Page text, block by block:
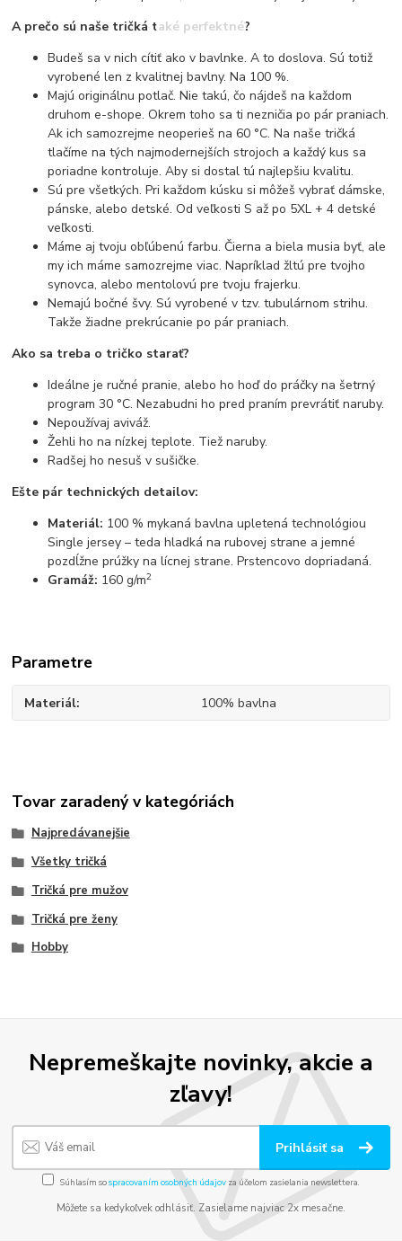
A prečo sú naše tričká také perfektné?
Budeš sa v nich cítiť ako v bavlnke. A to doslova. Sú totiž
vyrobené len z kvalitnej bavlny. Na 100 %.
Majú originálnu potlač. Nie takú, čo nájdeš na každom
druhom e-shope. Okrem toho sa ti nezničia po pár praniach.
Ak ich samozrejme neoperieš na 60 °C. Na naše tričká
tlačíme na tých najmodernejších strojoch a každý kus sa
poriadne kontroluje. Aby si dostal tú najlepšiu kvalitu.
Sú pre všetkých. Pri každom kúsku si môžeš vybrať dámske,
pánske, alebo detské. Od veľkosti S až po 5XL + 4 detské
veľkosti.
Máme aj tvoju obľúbenú farbu. Čierna a biela musia byť, ale
my ich máme samozrejme viac. Napríklad žltú pre tvojho
synovca, alebo mentolovú pre tvoju frajerku.
Nemajú bočné švy. Sú vyrobené v tzv. tubulárnom strihu.
Takže žiadne prekrúcanie po pár praniach.
Ako sa treba o tričko starať?
Ideálne je ručné pranie, alebo ho hoď do práčky na šetrný
program 30 °C. Nezabudni ho pred praním prevrátiť naruby.
Nepoužívaj aviváž.
Žehli ho na nízkej teplote. Tiež naruby.
Radšej ho nesuš v sušičke.
Ešte pár technických detailov:
Materiál: 100 % mykaná bavlna upletená technológiou
Single jersey – teda hladká na rubovej strane a jemné
pozdĺžne prúžky na lícnej strane. Prstencovo dopriadaná.
Gramáž: 160 g/m2
Parametre
Materiál 100% bavlna
Tovar zaradený v kategóriách
Najpredávanejšie
Všetky tričká
Tričká pre mužov
Tričká pre ženy
Hobby
Nepremeškajte novinky, akcie a
zľavy!
Prihlásiť sa
Súhlasím sospracovaním osobných údajov za účelom zasielania newslettera.
Môžete sa kedykoľvek odhlásiť. Zasielame najviac 2x mesačne.